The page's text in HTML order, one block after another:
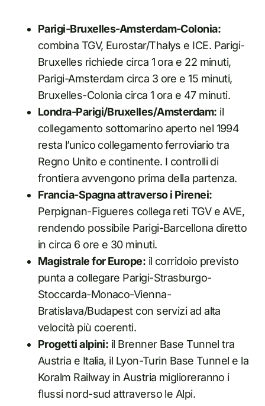
Parigi-Bruxelles-Amsterdam-Colonia:
combina TGV, Eurostar/Thalys e ICE. Parigi-
Bruxelles richiede circa 1 ora e 22 minuti,
Parigi-Amsterdam circa 3 ore e 15 minuti,
Bruxelles-Colonia circa 1 ora e 47 minuti.
Londra-Parigi/Bruxelles/Amsterdam: il
collegamento sottomarino aperto nel 1994
resta l’unico collegamento ferroviario tra
Regno Unito e continente. I controlli di
frontiera avvengono prima della partenza.
Francia-Spagna attraverso i Pirenei:
Perpignan-Figueres collega reti TGV e AVE,
rendendo possibile Parigi-Barcellona diretto
in circa 6 ore e 30 minuti.
Magistrale for Europe: il corridoio previsto
punta a collegare Parigi-Strasburgo-
Stoccarda-Monaco-Vienna-
Bratislava/Budapest con servizi ad alta
velocità più coerenti.
Progetti alpini: il Brenner Base Tunnel tra
Austria e Italia, il Lyon-Turin Base Tunnel e la
Koralm Railway in Austria miglioreranno i
flussi nord-sud attraverso le Alpi.